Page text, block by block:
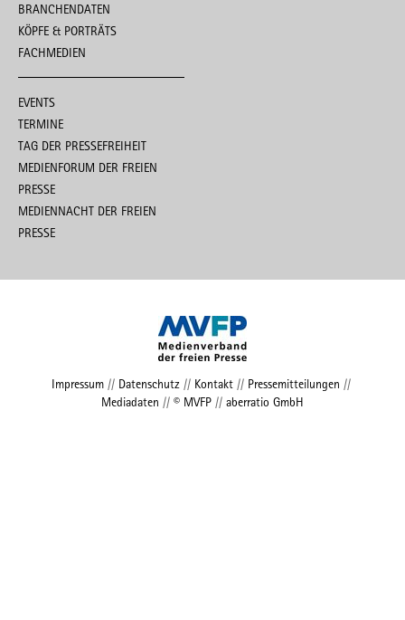
BRANCHENDATEN
KÖPFE & PORTRÄTS
FACHMEDIEN
EVENTS
TERMINE
TAG DER PRESSEFREIHEIT
MEDIENFORUM DER FREIEN
PRESSE
MEDIENNACHT DER FREIEN
PRESSE
Impressum// Datenschutz // Kontakt// Pressemitteilungen //
Mediadaten // © MVFP // aberratio GmbH